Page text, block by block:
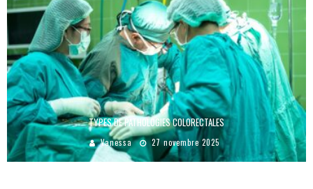
TYPES DE PATHOLOGIES COLORECTALES
Vanessa 27 novembre 2025